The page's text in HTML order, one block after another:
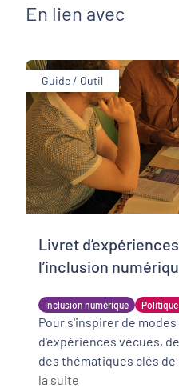
En lien avec
Guide / Outil
Inclusion numérique
Livret
l’inclusion
Pour s'inspirer de
d'expériences vécues,
la suite